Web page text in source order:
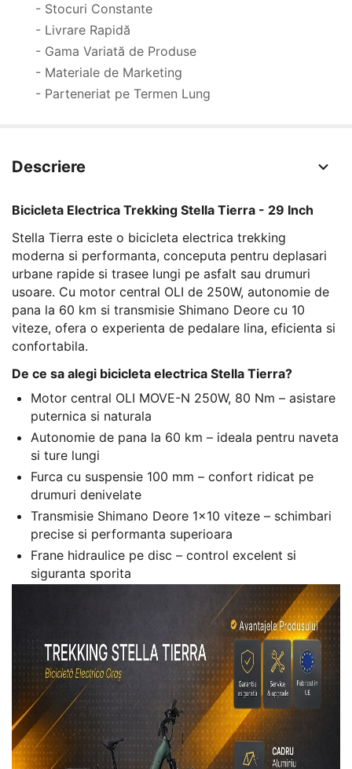
- Stocuri Constante
- Livrare Rapidă
- Gama Variată de Produse
- Materiale de Marketing
- Parteneriat pe Termen Lung
Descriere
Bicicleta Electrica Trekking Stella Tierra - 29 Inch
Stella Tierra este o bicicleta electrica trekking
moderna si performanta, conceputa pentru deplasari
urbane rapide si trasee lungi pe asfalt sau drumuri
usoare. Cu motor central OLI de 250W, autonomie de
pana la 60 km si transmisie Shimano Deore cu 10
viteze, ofera o experienta de pedalare lina, eficienta si
confortabila.
De ce sa alegi bicicleta electrica Stella Tierra?
Motor central OLI MOVE-N 250W, 80 Nm – asistare
puternica si naturala
Autonomie de pana la 60 km – ideala pentru naveta
si ture lungi
Furca cu suspensie 100 mm – confort ridicat pe
drumuri denivelate
Transmisie Shimano Deore 1x10 viteze – schimbari
precise si performanta superioara
Frane hidraulice pe disc – control excelent si
siguranta sporita